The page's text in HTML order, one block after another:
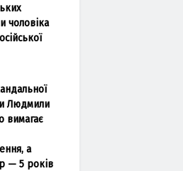
чоловіка
Людмили
вимагає
а
— 5 років